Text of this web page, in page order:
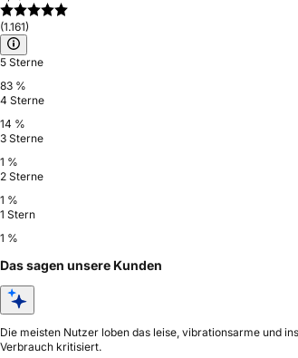
(1.161)
5 Sterne
83 %
4 Sterne
14 %
3 Sterne
1 %
2 Sterne
1 %
1 Stern
1 %
Das sagen unsere Kunden
Die meisten Nutzer loben das leise, vibrationsarme und
Verbrauch kritisiert.